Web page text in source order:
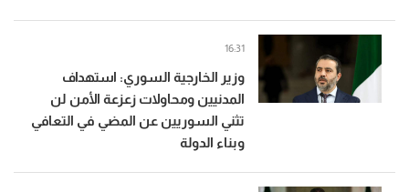
وزير الخارجية السوري: استهداف
المدنيين ومحاولات زعزعة الأمن لن
تثني السوريين عن المضي في التعافي
وبناء الدولة
16:31